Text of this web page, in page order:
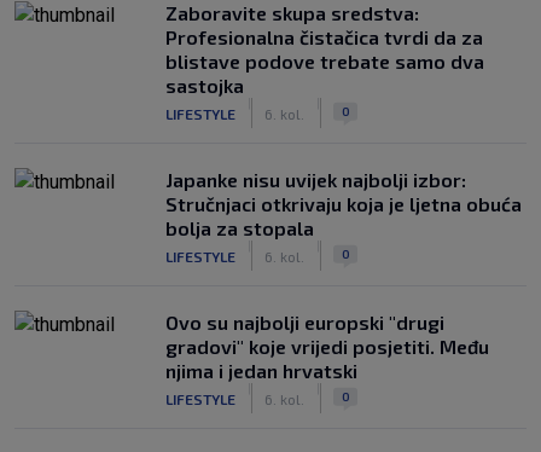
Zaboravite skupa sredstva:
Profesionalna čistačica tvrdi da za
blistave podove trebate samo dva
sastojka
LIFESTYLE 6. kol. 0
Japanke nisu uvijek najbolji izbor:
Stručnjaci otkrivaju koja je ljetna obuća
bolja za stopala
LIFESTYLE 6. kol. 0
Ovo su najbolji europski "drugi
gradovi" koje vrijedi posjetiti. Među
njima i jedan hrvatski
LIFESTYLE 6. kol. 0